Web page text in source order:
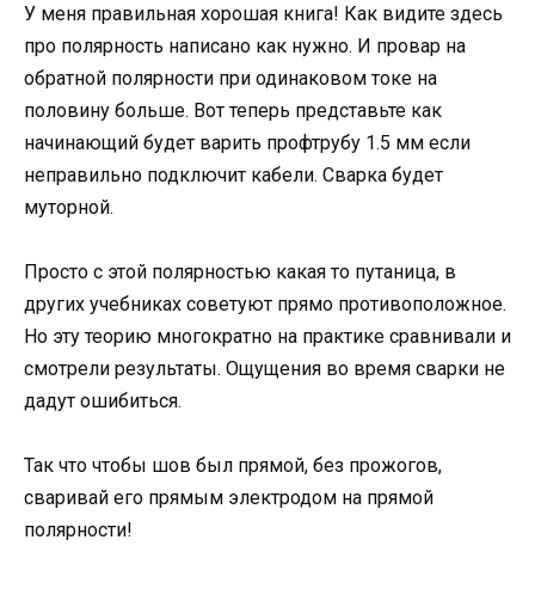
У меня правильная хорошая книга! Как видите здесь
про полярность написано как нужно. И провар на
обратной полярности при одинаковом токе на
половину больше. Вот теперь представьте как
начинающий будет варить профтрубу 1.5 мм если
неправильно подключит кабели. Сварка будет
муторной.
Просто с этой полярностью какая то путаница, в
других учебниках советуют прямо противоположное.
Но эту теорию многократно на практике сравнивали и
смотрели результаты. Ощущения во время сварки не
дадут ошибиться.
Так что чтобы шов был прямой, без прожогов,
сваривай его прямым электродом на прямой
полярности!